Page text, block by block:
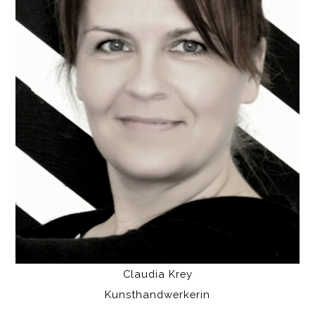
Claudia Krey
Kunsthandwerkerin